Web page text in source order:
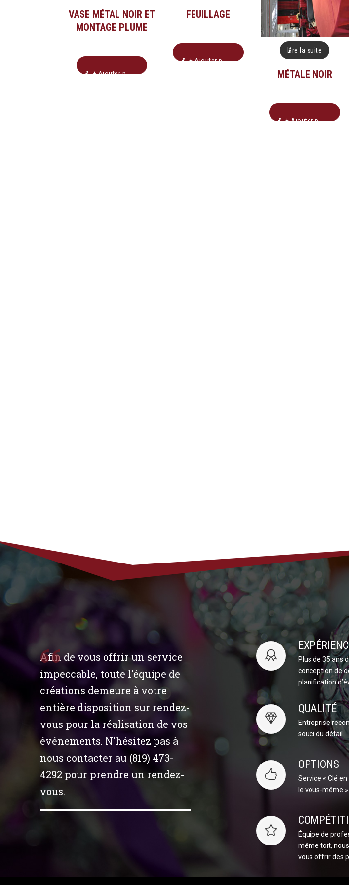
VASE MÉTAL NOIR ET
MONTAGE PLUME
+ Ajouter pour soumission
FEUILLAGE
+ Ajouter pour soumission
Lire la suite
MÉTALE NOIR
+ Ajouter pour soumission
Afin de vous offrir un service
impeccable, toute l'équipe de
créations demeure à votre
entière disposition sur rendez-
vous pour la réalisation de vos
événements. N'hésitez pas à
nous contacter au (819) 473-
4292 pour prendre un rendez-
vous.
Plus de 35 ans
conception de
planification
QUALITÉ
Entreprise
souci du détail.
OPTIONS
Service « Clé
le vous-même ».
Équipe de
même toit,
vous offrir des